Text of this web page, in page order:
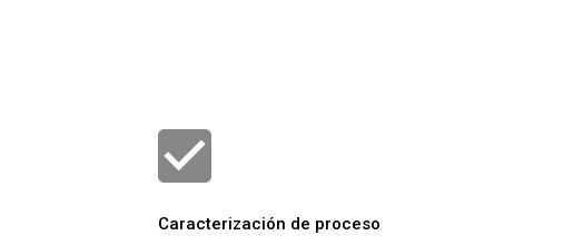
Caracterización de proceso